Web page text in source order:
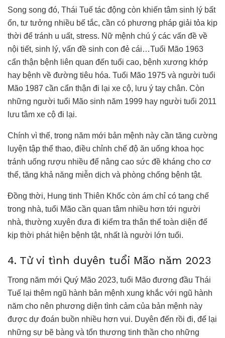
Song song đó, Thái Tuế tác động còn khiến tâm sinh lý bất
ổn, tư tưởng nhiều bế tắc, cần có phương pháp giải tỏa kịp
thời để tránh u uất, stress. Nữ mệnh chú ý các vấn đề về
nội tiết, sinh lý, vấn đề sinh con đẻ cái…Tuổi Mão 1963
cẩn thận bệnh liên quan đến tuổi cao, bệnh xương khớp
hay bệnh về đường tiêu hóa. Tuổi Mão 1975 và người tuổi
Mão 1987 cần cẩn thận đi lại xe cộ, lưu ý tay chân. Còn
những người tuổi Mão sinh năm 1999 hay người tuổi 2011
lưu tâm xe cộ đi lại.
Chính vì thế, trong năm mới bản mệnh này cần tăng cường
luyện tập thể thao, điều chỉnh chế độ ăn uống khoa học
tránh uống rượu nhiều để nâng cao sức đề kháng cho cơ
thể, tăng khả năng miễn dịch và phòng chống bệnh tật.
Đồng thời, Hung tinh Thiên Khốc còn ám chỉ có tang chế
trong nhà, tuổi Mão cần quan tâm nhiều hơn tới người
nhà, thường xuyên đưa đi kiểm tra thân thể toàn diện để
kịp thời phát hiện bệnh tật, nhất là người lớn tuổi.
4. Tử vi tình duyên tuổi Mão năm 2023
Trong năm mới Quý Mão 2023, tuổi Mão đương đầu Thái
Tuế lại thêm ngũ hành bản mệnh xung khắc với ngũ hành
năm cho nên phương diện tình cảm của bản mệnh này
được dự đoán buồn nhiều hơn vui. Duyên đến rồi đi, để lại
những sự bẽ bàng và tổn thương tinh thần cho những